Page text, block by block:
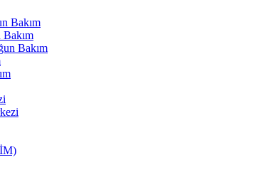
Bakım
Bakım